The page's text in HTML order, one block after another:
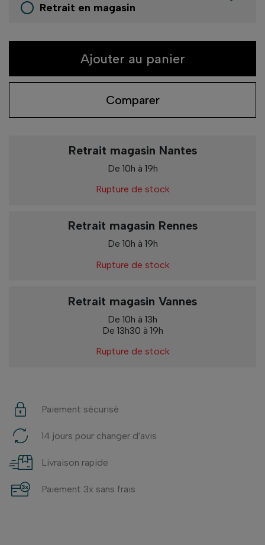
Retrait en magasin
Ajouter au panier
Comparer
Retrait magasin Nantes
De 10h à 19h
Rupture de stock
Retrait magasin Rennes
De 10h à 19h
Rupture de stock
Retrait magasin Vannes
De 10h à 13h
De 13h30 à 19h
Rupture de stock
Paiement sécurisé
14 jours pour changer d'avis
Livraison rapide
Paiement 3x sans frais